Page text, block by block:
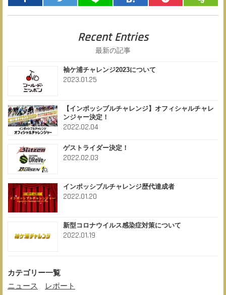
Recent Entries
最新の記事
袖ケ浦チャレンジ2023について
2023.01.25
【インポッシブルチャレンジ】オフィシャルチャレ
ンジャー決定！
2022.02.04
ゲストライダー決定！
2022.02.03
インポッシブルチャレンジ歴代達成者
2022.01.20
新型コロナウイルス感染症対策について
2022.01.19
カテゴリー一覧
ニュース
レポート